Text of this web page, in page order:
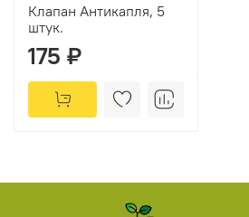
Клапан Антикапля, 5
штук.
175 ₽